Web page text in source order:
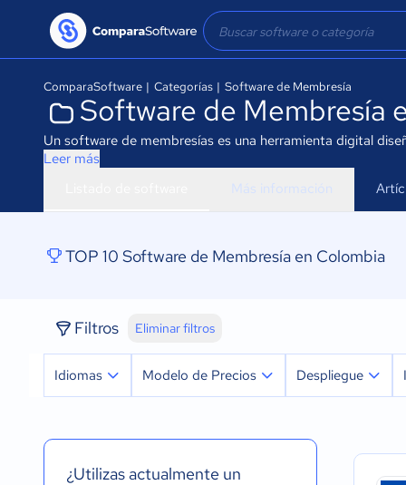
ComparaSoftware | Categorías | Software de Membresía
Software de Membresía
Un software de membresías es una herramienta digital
Leer más
Más información
TOP 10 Software de Membresía en Colombia
Filtros Eliminar filtros
Idiomas Modelo de Precios
Pago anual
Despliegue
Instalado - Mac
Instalado - Linux
¿Utilizas actualmente un